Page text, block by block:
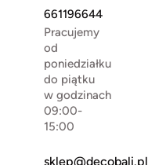
661196644
Pracujemy
od
poniedziałku
do piątku
w godzinach
09:00-
15:00
sklep@decobali.pl